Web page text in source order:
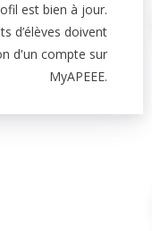
est bien à jour.
d’élèves doivent
d'un compte sur
MyAPEEE.